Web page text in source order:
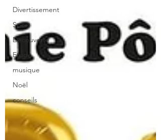
Divertissement
Sport
Découverte
Etude
musique
Noël
conseils